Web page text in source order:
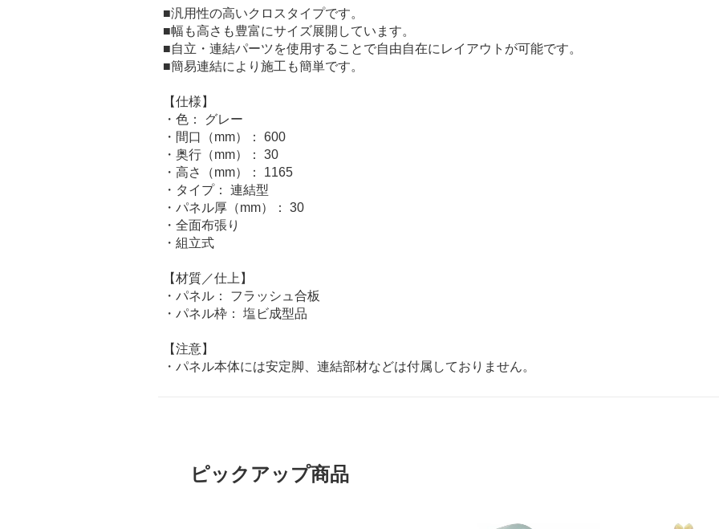
■汎用性の高いクロスタイプです。
■幅も高さも豊富にサイズ展開しています。
■自立・連結パーツを使用することで自由自在にレイアウトが可能です。
■簡易連結により施工も簡単です。
【仕様】
・色： グレー
・間口（mm）： 600
・奥行（mm）： 30
・高さ（mm）： 1165
・タイプ： 連結型
・パネル厚（mm）： 30
・全面布張り
・組立式
【材質／仕上】
・パネル： フラッシュ合板
・パネル枠： 塩ビ成型品
【注意】
・パネル本体には安定脚、連結部材などは付属しておりません。
ピックアップ商品